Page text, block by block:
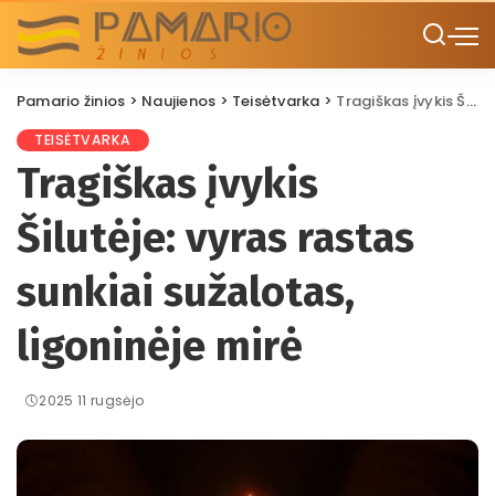
Pamario žinios > Naujienos > Teisėtvarka > Tragiškas įvykis Šilutėje: vyras rastas sunkiai sužalotas, ligoninėje mirė
TEISĖTVARKA
Tragiškas įvykis
Šilutėje: vyras rastas
sunkiai sužalotas,
ligoninėje mirė
2025 11 rugsėjo